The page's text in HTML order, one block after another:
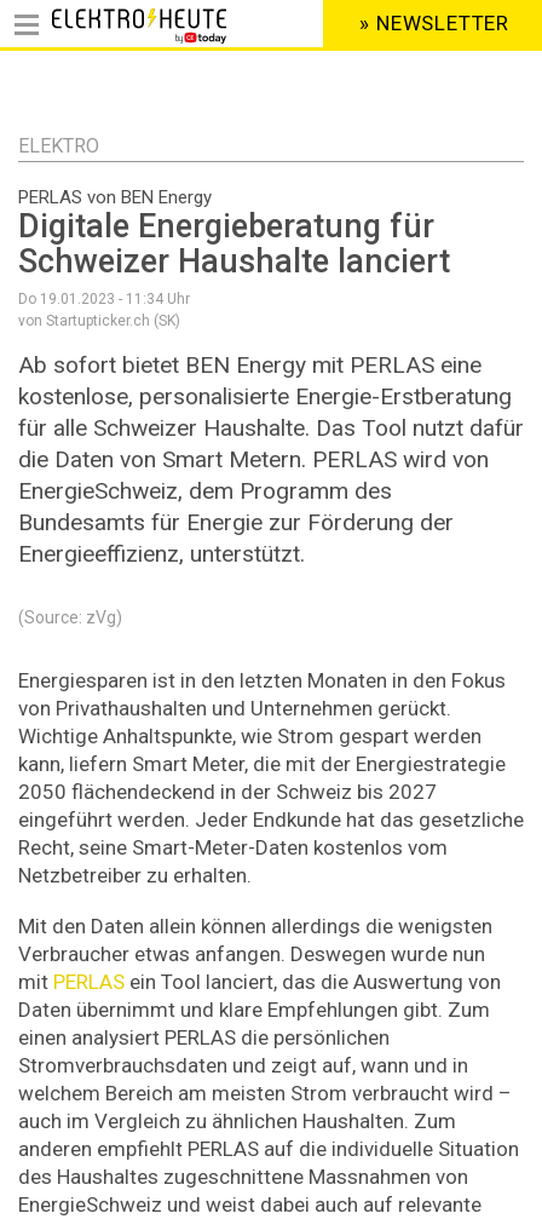
Inhalt
HEADER
MENU
» NEWSLETTER
ELEKTRO
PERLAS von BEN Energy
Digitale Energieberatung für
Schweizer Haushalte lanciert
Do 19.01.2023 - 11:34 Uhr
von Startupticker.ch (SK)
Ab sofort bietet BEN Energy mit PERLAS eine
kostenlose, personalisierte Energie-Erstberatung
für alle Schweizer Haushalte. Das Tool nutzt dafür
die Daten von Smart Metern. PERLAS wird von
EnergieSchweiz, dem Programm des
Bundesamts für Energie zur Förderung der
Energieeffizienz, unterstützt.
(Source: zVg)
Energiesparen ist in den letzten Monaten in den Fokus
von Privathaushalten und Unternehmen gerückt.
Wichtige Anhaltspunkte, wie Strom gespart werden
kann, liefern Smart Meter, die mit der Energiestrategie
2050 flächendeckend in der Schweiz bis 2027
eingeführt werden. Jeder Endkunde hat das gesetzliche
Recht, seine Smart-Meter-Daten kostenlos vom
Netzbetreiber zu erhalten.
Mit den Daten allein können allerdings die wenigsten
Verbraucher etwas anfangen. Deswegen wurde nun
mit PERLAS ein Tool lanciert, das die Auswertung von
Daten übernimmt und klare Empfehlungen gibt. Zum
einen analysiert PERLAS die persönlichen
Stromverbrauchsdaten und zeigt auf, wann und in
welchem Bereich am meisten Strom verbraucht wird –
auch im Vergleich zu ähnlichen Haushalten. Zum
anderen empfiehlt PERLAS auf die individuelle Situation
des Haushaltes zugeschnittene Massnahmen von
EnergieSchweiz und weist dabei auch auf relevante